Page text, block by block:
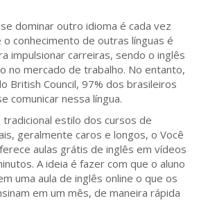
dominar outro idioma é cada vez
o conhecimento de outras línguas é
impulsionar carreiras, sendo o inglês
no mercado de trabalho. No entanto,
British Council, 97% dos brasileiros
comunicar nessa língua.
tradicional estilo dos cursos de
geralmente caros e longos, o Você
aulas grátis de inglês em vídeos
A ideia é fazer com que o aluno
uma aula de inglês online o que os
em um mês, de maneira rápida